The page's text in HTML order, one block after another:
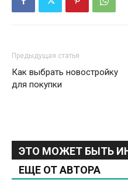
Предыдущая статья
Как выбрать новостройку
для покупки
ЭТО МОЖЕТ БЫТЬ
ЕЩЕ ОТ АВТОРА